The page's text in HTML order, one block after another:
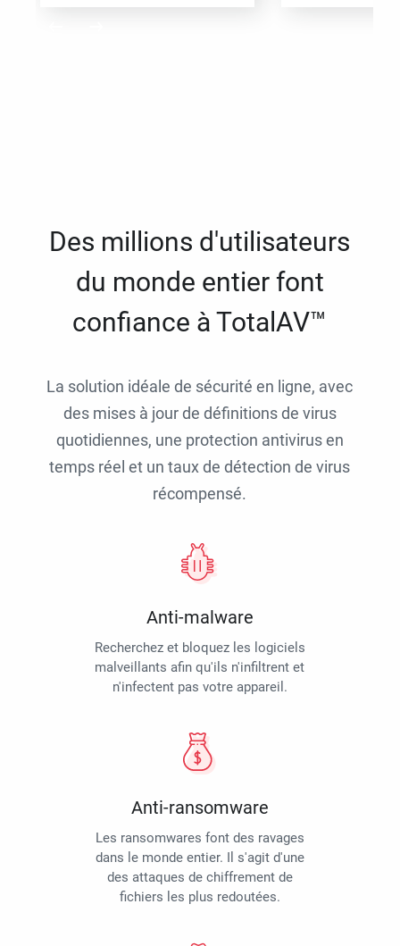
Des millions d'utilisateurs
du monde entier font
confiance à TotalAV™
La solution idéale de sécurité en ligne, avec
des mises à jour de définitions de virus
quotidiennes, une protection antivirus en
temps réel et un taux de détection de virus
récompensé.
Anti-malware
Recherchez et bloquez les logiciels
malveillants afin qu'ils n'infiltrent et
n'infectent pas votre appareil.
Anti-ransomware
Les ransomwares font des ravages
dans le monde entier. Il s'agit d'une
des attaques de chiffrement de
fichiers les plus redoutées.